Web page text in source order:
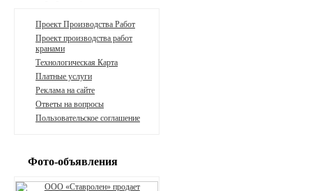
Проект Производства Работ
Проект производства работ
кранами
Технологическая Карта
Платные услуги
Реклама на сайте
Ответы на вопросы
Пользовательское соглашение
Фото-объявления